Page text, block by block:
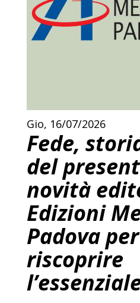
Gio, 16/07/2026
Fede,
del
novità
Edizioni
Padova per
riscoprire